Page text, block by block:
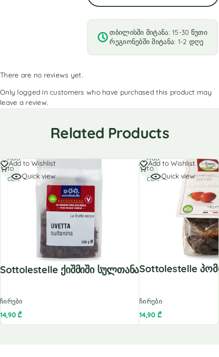
თბილისში მიტანა: 15-30 წუთი
რეგიონებში მიტანა: 1-2 დღე
There are no reviews yet.
Only logged in customers who have purchased this product may
leave a review.
Related Products
Add to Wishlist
Quick view
Sottolestelle Ქიშმიში Სულთანა
ჩირები
14,90₾
Add
to
cart
Add to Wishlist
Quick view
Sottolestelle
ჩირები
14,90 ₾
Add
to
cart